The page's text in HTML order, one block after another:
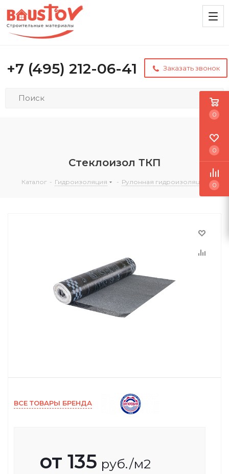
+7 (495) 212-06-41 Заказать звонок
Стеклоизол ТКП
Каталог - Гидроизоляция - Рулонная гидроизоляция
ВСЕ ТОВАРЫ БРЕНДА
от 135 руб./м2
0
0
0